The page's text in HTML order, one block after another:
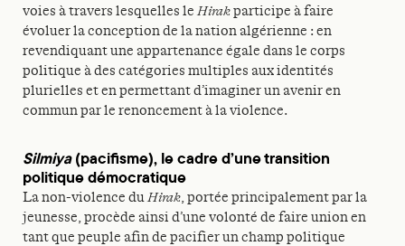
voies à travers lesquelles leHirakparticipe à faire
évoluer la conception de la nation algérienne : en
revendiquant une appartenance égale dans le corps
politique à des catégories multiples aux identités
plurielles et en permettant d’imaginer un avenir en
commun par le renoncement à la violence.
Silmiya(pacifisme), le cadre d’une transition
politique démocratique
La non-violence duHirak, portée principalement par la
jeunesse, procède ainsi d’une volonté de faire union en
tant que peuple afin de pacifier un champ politique